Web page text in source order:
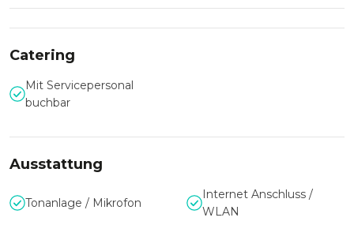
Ausstattung und Service
seinen stilvollen und mit modernster Tagungstechnik
ausgestatteten Räumlichkeiten. Bis zu 160 Gäst:innen
Im ECOINN Hotel finden Sie passende und behagliche
Das ECONVENT - Fest- und Tagungshaus Team unterstützt
Catering
Mit Servicepersonal
buchbar
Ausstattung
Tonanlage / Mikrofon
Internet Anschluss /
WLAN